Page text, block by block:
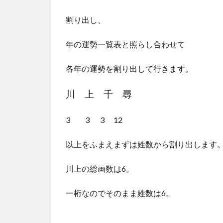
割り出し、
年の運勢一覧表と照らし合わせて
各年の運勢を割り出して行きます。
川 上 千 尋
3 3 3 12
以上をふまえまずは姓数から割り出します
川上の総画数は6。
一桁なのでそのまま姓数は6。